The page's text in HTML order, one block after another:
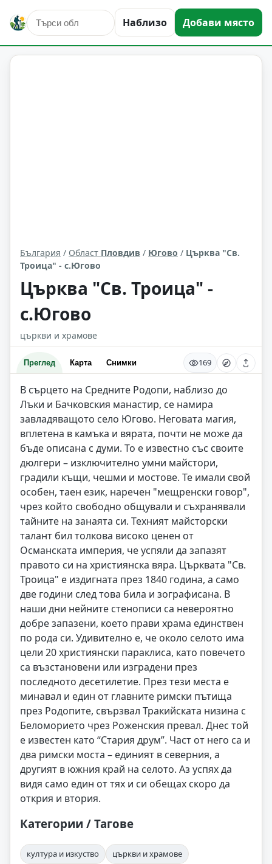
Наблизо Добави място
култура и изкуство Югово Област: Пловдив
България / Област Пловдив / Югово / Църква "Св.
Троица" - с.Югово
Църква "Св. Троица" -
с.Югово
църкви и храмове
Преглед Карта Снимки 169
В сърцето на Средните Родопи, наблизо до
Лъки и Бачковския манастир, се намира
завладяващото село Югово. Неговата магия,
вплетена в камъка и вярата, почти не може да
бъде описана с думи. То е известно със своите
дюлгери – изключително умни майстори,
градили къщи, чешми и мостове. Те имали свой
особен, таен език, наречен "мещренски говор",
чрез който свободно общували и съхранявали
тайните на занаята си. Техният майсторски
талант бил толкова високо ценен от
Османската империя, че успяли да запазят
правото си на християнска вяра. Църквата "Св.
Троица" е издигната през 1840 година, а само
две години след това била и зографисана. В
наши дни нейните стенописи са невероятно
добре запазени, което прави храма единствен
по рода си. Удивително е, че около селото има
цели 20 християнски параклиса, като повечето
са възстановени или изградени през
последното десетилетие. През тези места е
минавал и един от главните римски пътища
през Родопите, свързвал Тракийската низина с
Беломорието чрез Роженския превал. Днес той
е известен като “Стария друм”. Част от него са и
два римски моста – единият в северния, а
другият в южния край на селото. Аз успях да
видя само един от тях и си обещах скоро да
открия и втория.
Категории / Тагове
култура и изкуство църкви и храмове